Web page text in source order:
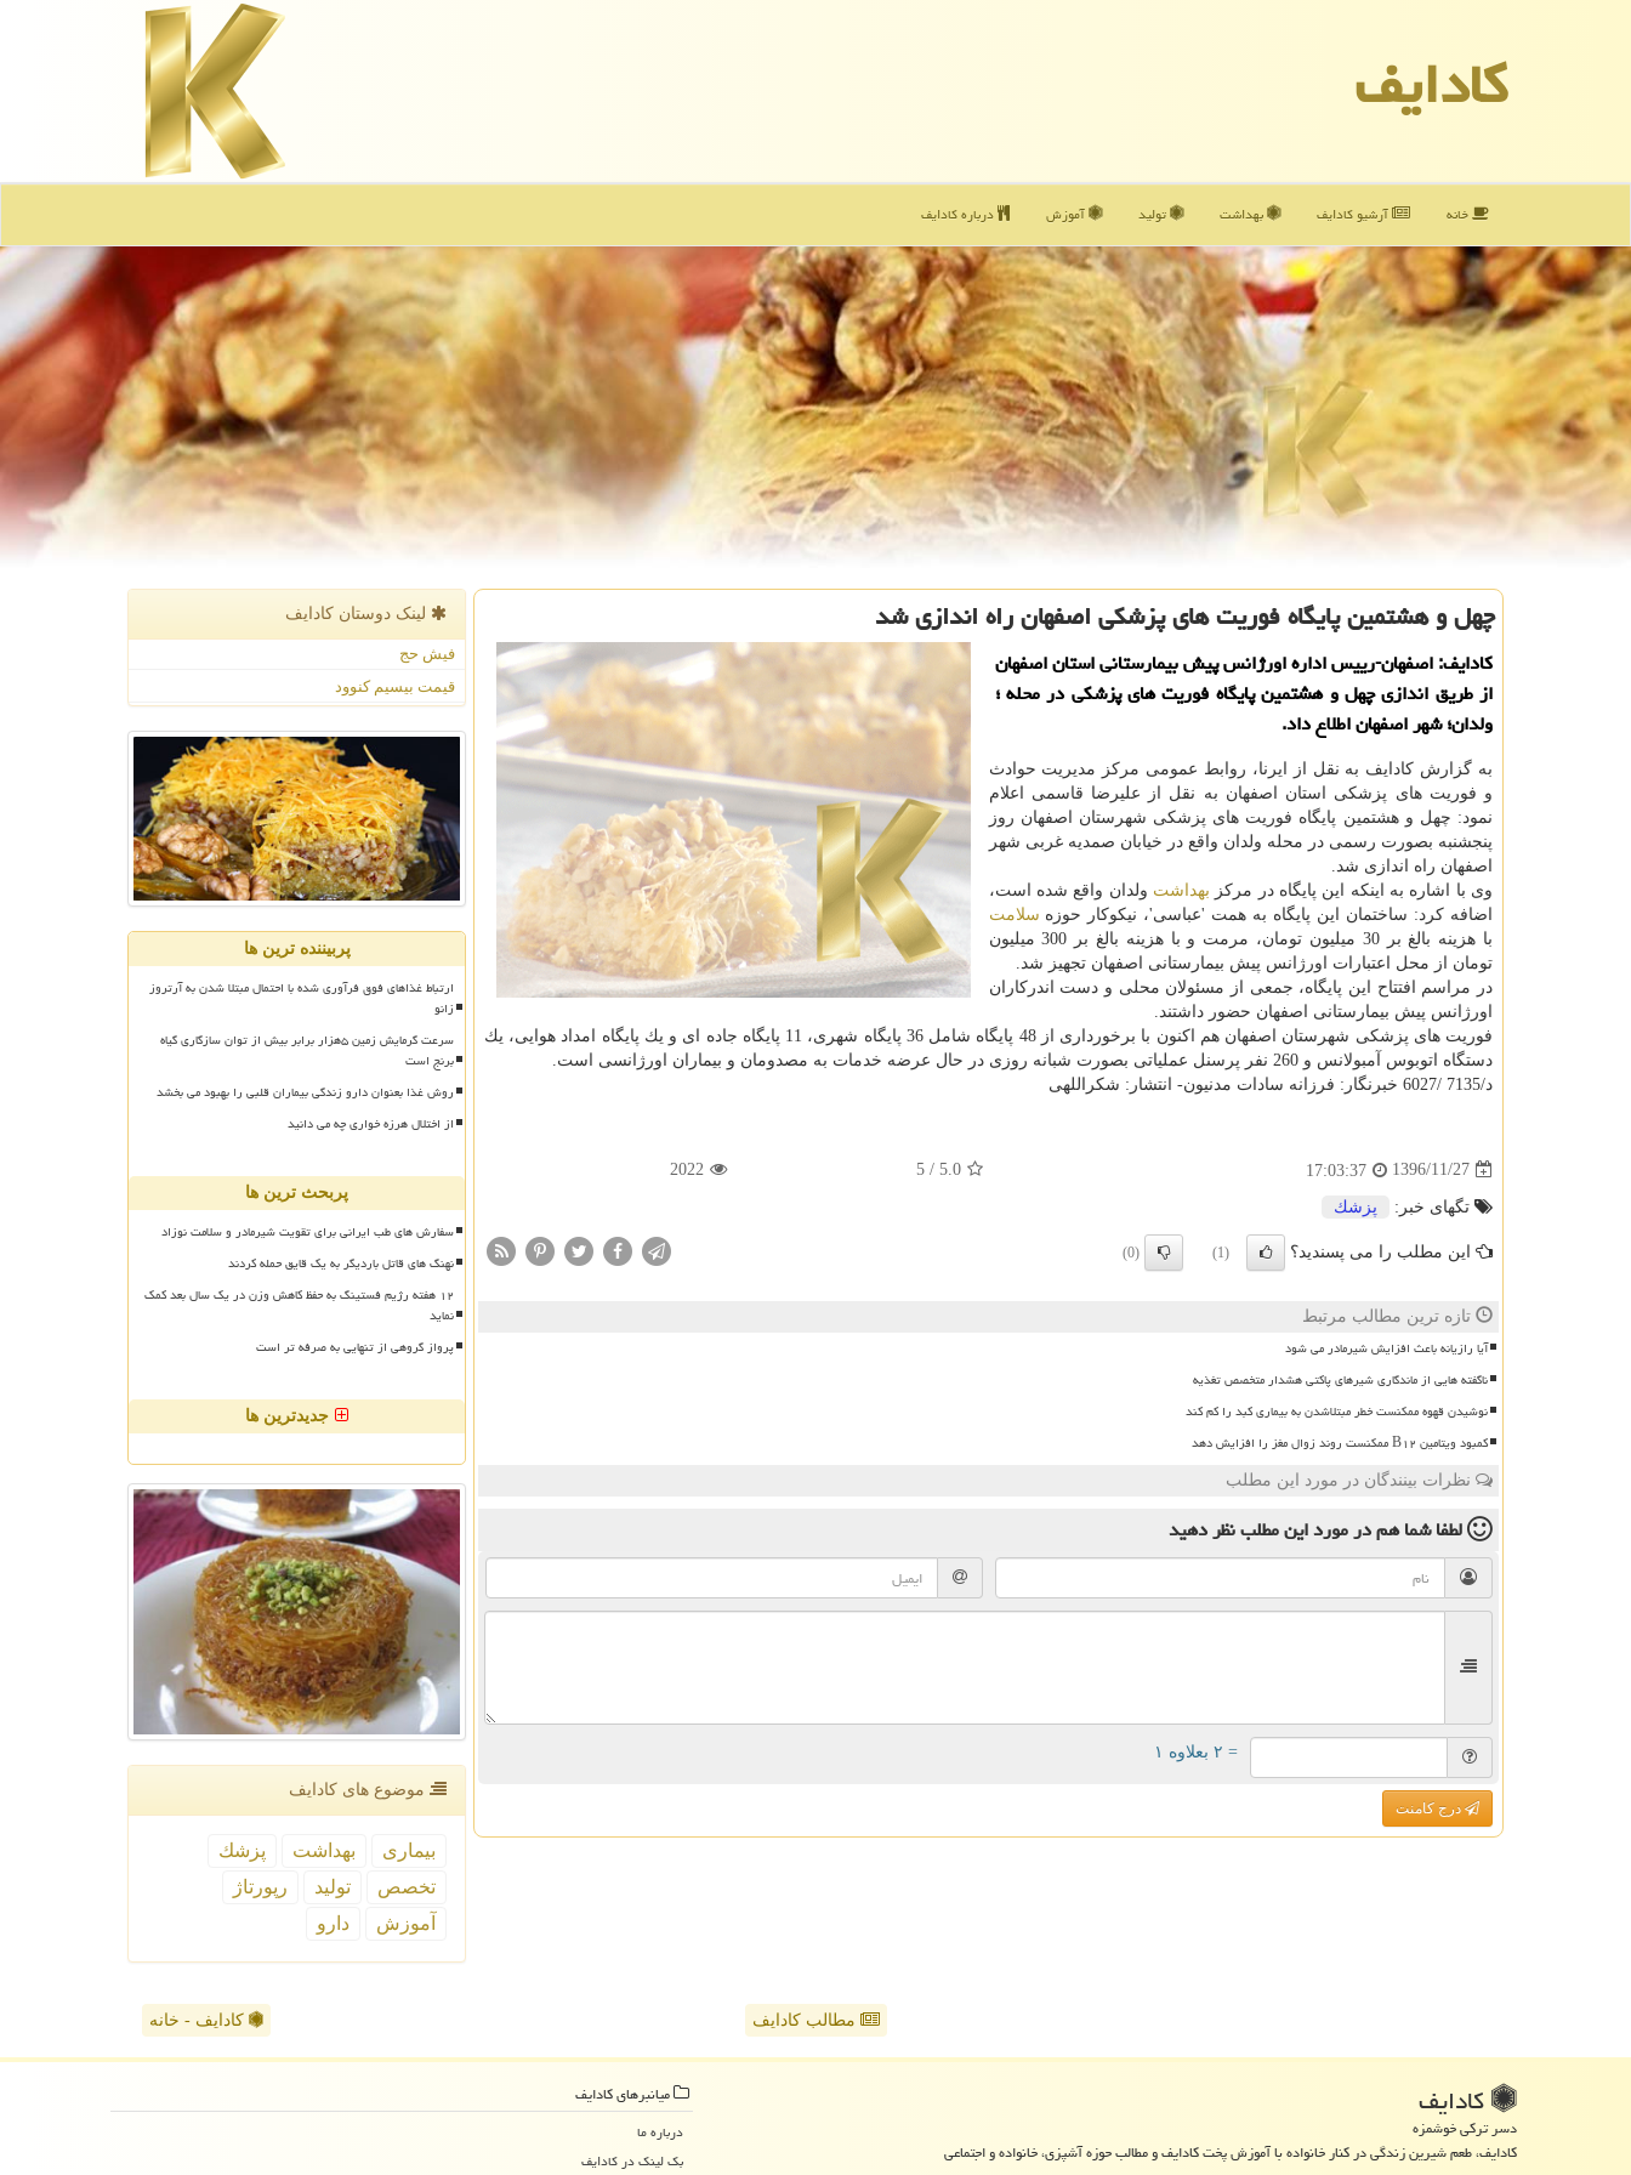
كادایف
خانه آرشیو كادایف بهداشت تولید آموزش درباره كادایف
چهل و هشتمین پایگاه فوریت های پزشكی اصفهان راه اندازی شد
كادایف: اصفهان-رییس اداره اورژانس پیش بیمارستانی استان اصفهان
از طریق اندازی چهل و هشتمین پایگاه فوریت های پزشكی در محله ؛
ولدان؛ شهر اصفهان اطلاع داد.
به گزارش كادایف به نقل از ایرنا، روابط عمومی مركز مدیریت حوادث
و فوریت های پزشكی استان اصفهان به نقل از علیرضا قاسمی اعلام
نمود: چهل و هشتمین پایگاه فوریت های پزشكی شهرستان اصفهان روز
پنجشنبه بصورت رسمی در محله ولدان واقع در خیابان صمدیه غربی شهر
اصفهان راه اندازی شد.
وی با اشاره به اینكه این پایگاه در مركز بهداشت ولدان واقع شده است،
اضافه كرد: ساختمان این پایگاه به همت 'عباسی'، نیكوكار حوزه سلامت
با هزینه بالغ بر 30 میلیون تومان، مرمت و با هزینه بالغ بر 300 میلیون
تومان از محل اعتبارات اورژانس پیش بیمارستانی اصفهان تجهیز شد.
در مراسم افتتاح این پایگاه، جمعی از مسئولان محلی و دست اندركاران
اورژانس پیش بیمارستانی اصفهان حضور داشتند.
فوریت های پزشكی شهرستان اصفهان هم اكنون با برخورداری از 48 پایگاه شامل 36 پایگاه شهری، 11 پایگاه جاده ای و یك پایگاه امداد هوایی، یك
دستگاه اتوبوس آمبولانس و 260 نفر پرسنل عملیاتی بصورت شبانه روزی در حال عرضه خدمات به مصدومان و بیماران اورژانسی است.
د/7135 /6027 خبرنگار: فرزانه سادات مدنیون- انتشار: شكراللهی
1396/11/27
17:03:37
5.0
/
5
2022
تگهای خبر: پزشك
این مطلب را می پسندید؟ (1)
(0)
تازه ترین مطالب مرتبط
آیا رازیانه باعث افزایش شیرمادر می شود
ناگفته هایی از ماندگاری شیرهای پاکتی هشدار متخصص تغذیه
نوشیدن قهوه ممکنست خطر مبتلاشدن به بیماری کبد را کم کند
کمبود ویتامین B۱۲ ممکنست روند زوال مغز را افزایش دهد
نظرات بینندگان در مورد این مطلب
لطفا شما همدر مورد این مطلبنظر دهید
= ۲ بعلاوه ۱
درج کامنت
لینک دوستان كادایف
فیش حج
قیمت بیسیم کنوود
پربیننده ترین ها
ارتباط غذاهای فوق فرآوری شده با احتمال مبتلا شدن به آرتروز
زانو
سرعت گرمایش زمین ۵هزار برابر بیش از توان سازگاری گیاه
برنج است
روش غذا بعنوان دارو زندگی بیماران قلبی را بهبود می بخشد
از اختلال هرزه خواری چه می دانید
پربحث ترین ها
سفارش های طب ایرانی برای تقویت شیرمادر و سلامت نوزاد
نهنگ های قاتل باردیگر به یک قایق حمله کردند
۱۲ هفته رژیم فستینگ به حفظ کاهش وزن در یک سال بعد کمک
نماید
پرواز گروهی از تنهایی به صرفه تر است
جدیدترین ها
موضوع های كادایف
بیماری بهداشت
پزشك
تخصص
تولید
رپورتاژ
آموزش
دارو
مطالب کادایف کادایف - خانه
كادایف
دسر ترکی خوشمزه
کادایف، طعم شیرین زندگی در کنار خانواده با آموزش پخت کادایف و مطالب حوزه آشپزی، خانواده و اجتماعی
میانبرهای كادایف
درباره ما
بک لینک در كادایف